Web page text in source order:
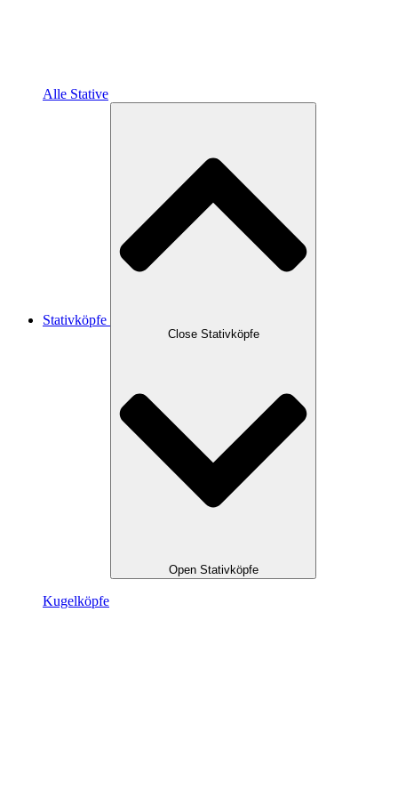
Alle Stative
Stativköpfe
Close Stativköpfe
Open Stativköpfe
Kugel­köpfe